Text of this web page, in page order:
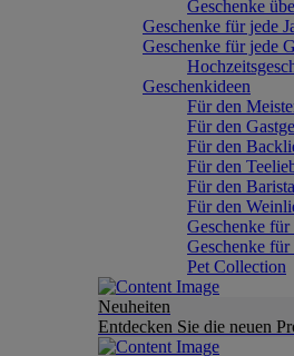
Geschenke
Geschenke für jede
Geschenke für jede
Geschenkideen
Für den
Für den
Für den
Für den
Für den Barista
Für den
Geschenke für
Geschenke für
Pet Collection
Neuheiten
Entdecken Sie die neuen